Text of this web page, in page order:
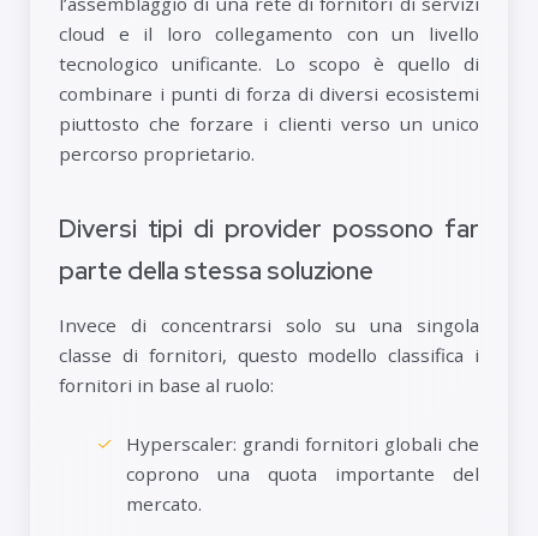
cloud e il loro collegamento con un livello
tecnologico unificante. Lo scopo è quello di
combinare i punti di forza di diversi ecosistemi
piuttosto che forzare i clienti verso un unico
percorso proprietario.
Diversi tipi di provider possono far
parte della stessa soluzione
Invece di concentrarsi solo su una singola
classe di fornitori, questo modello classifica i
fornitori in base al ruolo:
Hyperscaler: grandi fornitori globali che
coprono una quota importante del
mercato.